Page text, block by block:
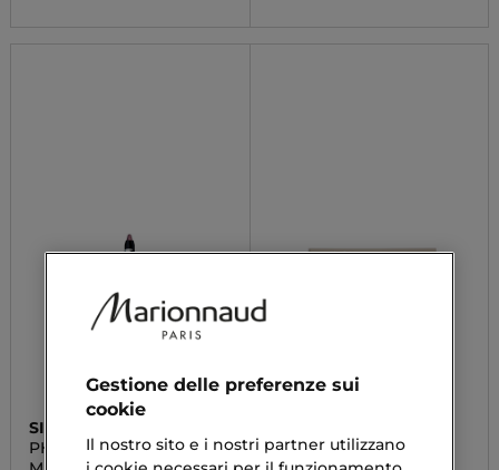
SISLEY
PHYTO-EYE TWIST
MATITONE OMBRETTO
Gestione delle preferenze sui
cookie
Il nostro sito e i nostri partner utilizzano